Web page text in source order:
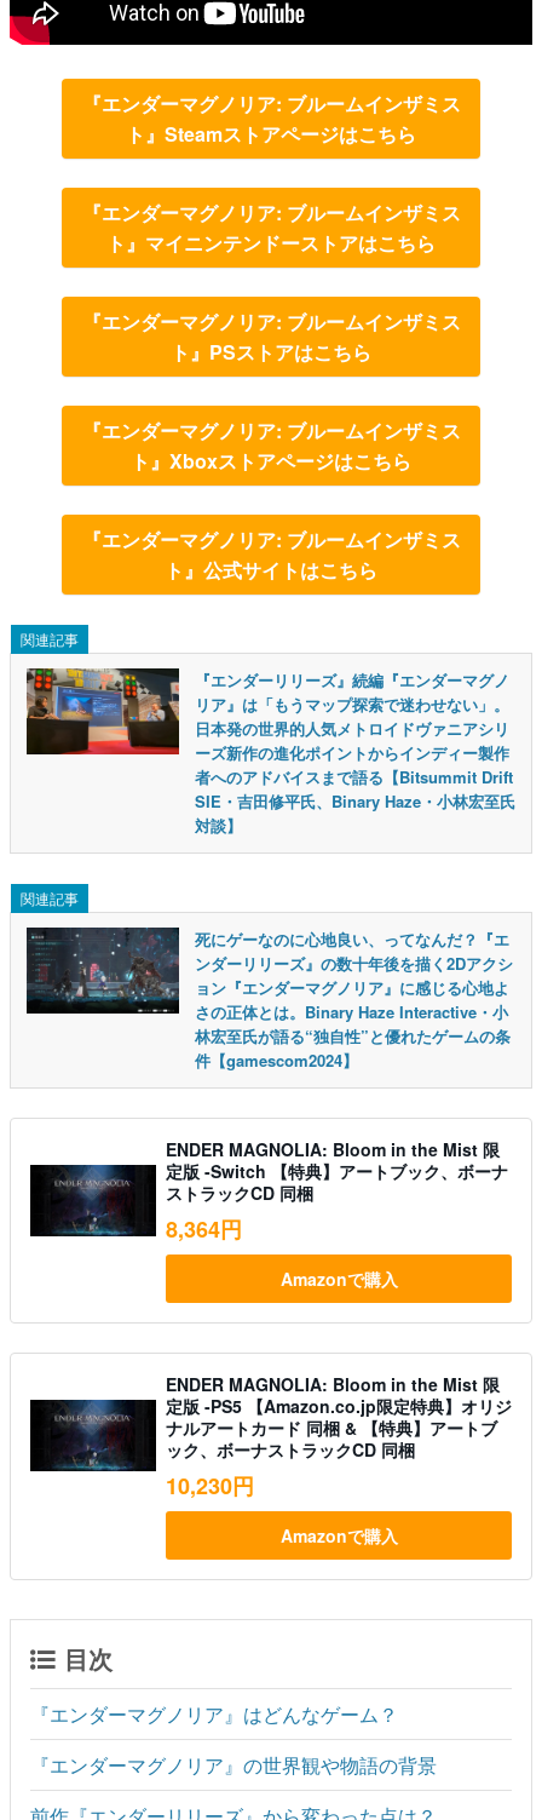
『エンダーマグノリア: ブルームインザミス
ト』Steamストアページはこちら
『エンダーマグノリア: ブルームインザミス
ト』マイニンテンドーストアはこちら
『エンダーマグノリア: ブルームインザミス
ト』PSストアはこちら
『エンダーマグノリア: ブルームインザミス
ト』Xboxストアページはこちら
『エンダーマグノリア: ブルームインザミス
ト』公式サイトはこちら
関連記事
『エンダーリリーズ』続編『エンダーマグノ
リア』は「もうマップ探索で迷わせない」。
日本発の世界的人気メトロイドヴァニアシリ
ーズ新作の進化ポイントからインディー製作
者へのアドバイスまで語る【Bitsummit Drift
SIE・吉田修平氏、Binary Haze・小林宏至氏
対談】
関連記事
死にゲーなのに心地良い、ってなんだ？『エ
ンダーリリーズ』の数十年後を描く2Dアクシ
ョン『エンダーマグノリア』に感じる心地よ
さの正体とは。Binary Haze Interactive・小
林宏至氏が語る“独自性”と優れたゲームの条
件【gamescom2024】
ENDER MAGNOLIA: Bloom in the Mist 限
定版 -Switch 【特典】アートブック、ボーナ
ストラックCD 同梱
8,364円
Amazonで購入
ENDER MAGNOLIA: Bloom in the Mist 限
定版 -PS5 【Amazon.co.jp限定特典】オリジ
ナルアートカード 同梱 & 【特典】アートブ
ック、ボーナストラックCD 同梱
10,230円
Amazonで購入
目次
『エンダーマグノリア』はどんなゲーム？
『エンダーマグノリア』の世界観や物語の背景